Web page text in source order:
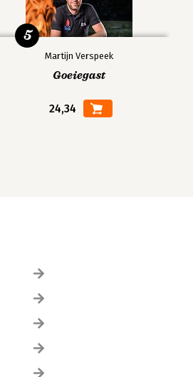
Martijn Verspeek
Goeiegast
24,34
5